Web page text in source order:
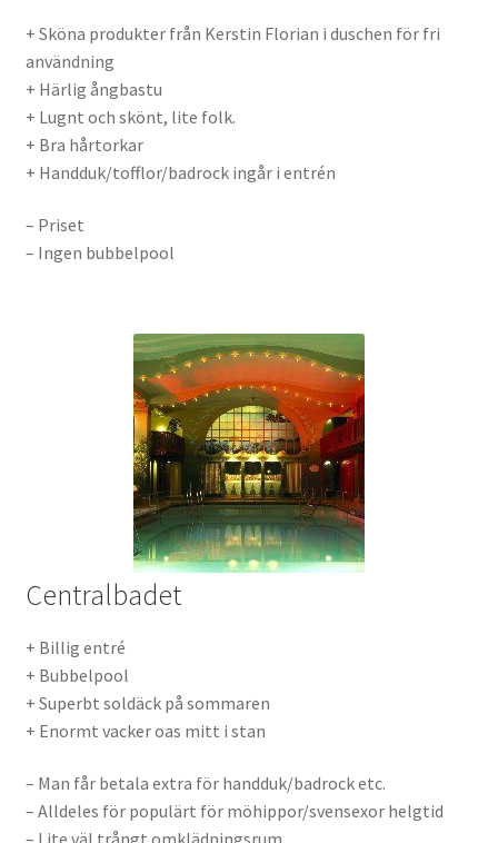
+ Sköna produkter från Kerstin Florian i duschen för fri
användning
+ Härlig ångbastu
+ Lugnt och skönt, lite folk.
+ Bra hårtorkar
+ Handduk/tofflor/badrock ingår i entrén
– Priset
– Ingen bubbelpool
Centralbadet
+ Billig entré
+ Bubbelpool
+ Superbt soldäck på sommaren
+ Enormt vacker oas mitt i stan
– Man får betala extra för handduk/badrock etc.
– Alldeles för populärt för möhippor/svensexor helgtid